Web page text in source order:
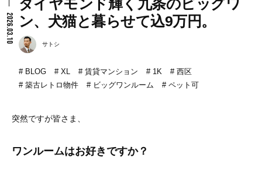
2026.03.10 ン、犬猫と暮らせて込9万円。
サトシ
BLOG XL 賃貸マンション 1K
西区
築古レトロ物件
ビッグワンルーム ペット可
突然ですが皆さま、
ワンルームはお好きですか？